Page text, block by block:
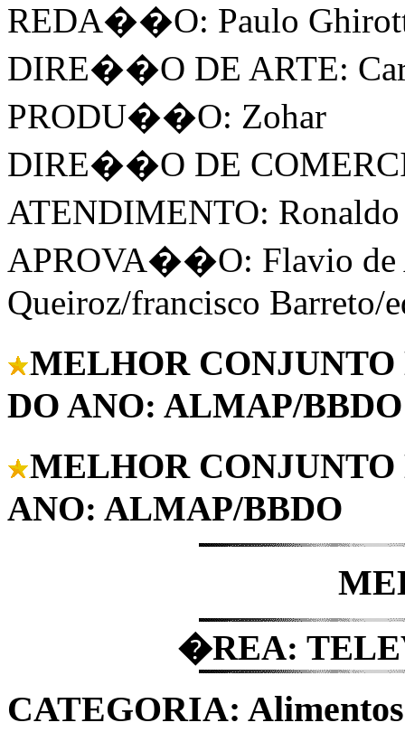
REDA��O: Paulo
DIRE��O DE ARTE:
PRODU��O: Zohar
DIRE��O DE
ATENDIMENTO:
APROVA��O: Flavio de
Queiroz/francisco Barreto/
MELHOR
DO ANO: ALMAP/BBDO
MELHOR
ANO: ALMAP/BBDO
�REA:
CATEGORIA: Alimentos